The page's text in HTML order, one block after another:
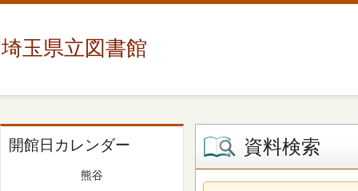
埼玉県立図書館
開館日カレンダー
熊谷
資料検索